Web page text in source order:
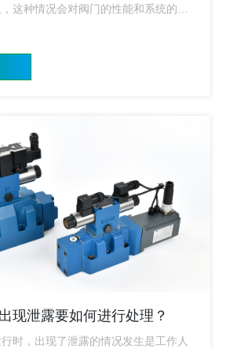
这种情况会对阀门的性能和系统的稳
。这个时候工作人员要第一时间来解
比例阀的正常运行。
现泄露要如何进行处理？
时，出现了泄露的情况发生是工作人